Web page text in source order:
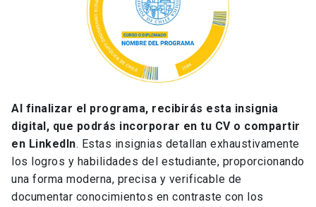
Al finalizar el programa, recibirás esta insignia
digital, que podrás incorporar en tu CV o compartir
en LinkedIn. Estas insignias detallan exhaustivamente
los logros y habilidades del estudiante, proporcionando
una forma moderna, precisa y verificable de
documentar conocimientos en contraste con los